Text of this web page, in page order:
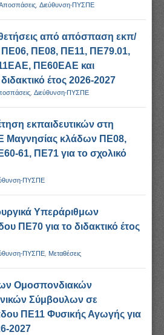
, Διεύθυνση-ΠΥΣΠΕ
από απόσπαση εκπ/
ΠΕ08, ΠΕ11, ΠΕ79.01,
ΠΕ60ΕΑΕ και
έτος 2026-2027
, Διεύθυνση-ΠΥΣΠΕ
εκπαιδευτικών στη
Μαγνησίας κλάδων ΠΕ08,
61, ΠΕ71 για το σχολικό
ΠΥΣΠΕ
Υπεράριθμων
ΠΕ70 για το διδακτικό έτος
ΠΥΣΠΕ, Μεταθέσεις
Ομοσπονδιακών
Σύμβουλων σε
ΠΕ11 Φυσικής Αγωγής για
2027